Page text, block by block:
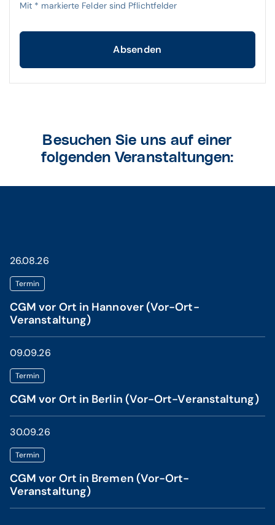
Mit * markierte Felder sind Pflichtfelder
Absenden
Besuchen Sie uns auf einer
folgenden Veranstaltungen:
26.08.26
Termin
CGM vor Ort in Hannover (Vor-Ort-
Veranstaltung)
09.09.26
Termin
CGM vor Ort in Berlin (Vor-Ort-Veranstaltung)
30.09.26
Termin
CGM vor Ort in Bremen (Vor-Ort-
Veranstaltung)